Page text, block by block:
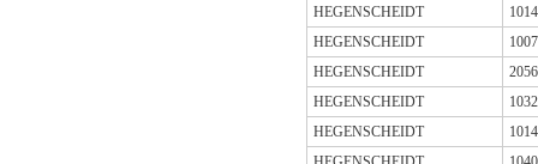
HEGENSCHEIDT
HEGENSCHEIDT
HEGENSCHEIDT
HEGENSCHEIDT
HEGENSCHEIDT